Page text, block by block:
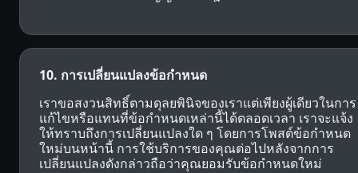
10. การเปลี่ยนแปลงข้อกำหนด
เราขอสงวนสิทธิ์ตามดุลยพินิจของเราแต่เพียงผู้เดียวในการ
แก้ไขหรือแทนที่ข้อกำหนดเหล่านี้ได้ตลอดเวลา เราจะแจ้ง
ให้ทราบถึงการเปลี่ยนแปลงใด ๆ โดยการโพสต์ข้อกำหนด
ใหม่บนหน้านี้ การใช้บริการของคุณต่อไปหลังจากการ
เปลี่ยนแปลงดังกล่าวถือว่าคุณยอมรับข้อกำหนดใหม่